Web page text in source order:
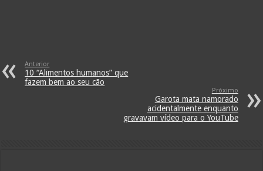
Anterior
10 “Alimentos humanos” que
fazem bem ao seu cão
Próximo
Garota mata namorado
acidentalmente enquanto
gravavam vídeo para o YouTube